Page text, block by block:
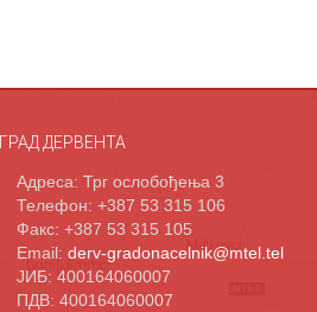
ГРАД ДЕРВЕНТА
Адреса: Трг ослобођења 3
Телефон: +387 53 315 106
Факс: +387 53 315 105
Email: derv-gradonacelnik@mtel.tel
ЈИБ: 400164060007
ПДВ: 400164060007